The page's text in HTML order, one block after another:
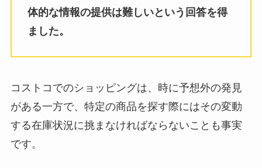
体的な情報の提供は難しいという回答を得
ました。
コストコでのショッピングは、時に予想外の発見
がある一方で、特定の商品を探す際にはその変動
する在庫状況に挑まなければならないことも事実
です。